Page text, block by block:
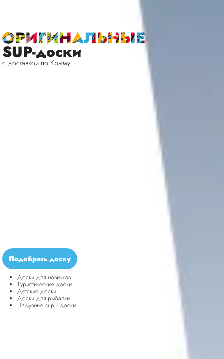
SUP-доски
с доставкой по Крыму
Подобрать доску
Доски для новичков
Туристические доски
Детские доски
Доски для рыбалки
Надувные sup - доски